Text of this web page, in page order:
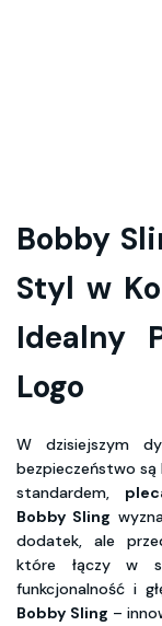
Bobby
Styl w
Idealny
Logo
W dzisiejszym
bezpieczeństwo są
standardem,
Bobby Sling
dodatek, ale
które łączy w
funkcjonalność i
Bobby Sling –